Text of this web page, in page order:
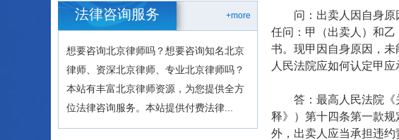
+more
法律咨询服务
想要咨询北京律师吗？想要咨询知名北京
律师、资深北京律师、专业北京律师吗？
本站有丰富北京律师资源，为您提供全方
位法律咨询服务。本站提供付费法律...
问：出卖人因自身原因
任问：甲（出卖人）和
书。现甲因自身原因，
人民法院应如何认定甲
答：最高人民法院《关
释》）第十四条第一款
外，出卖人应当承担违